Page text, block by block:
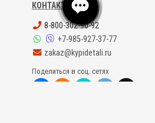
КОНТАКТЫ
8-800-302-90-92
+7-985-927-37-77
zakaz@kypidetali.ru
Поделиться в соц. сетях